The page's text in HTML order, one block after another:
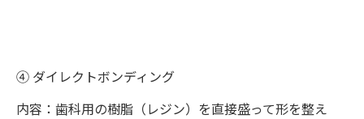
④ ダイレクトボンディング
内容：歯科用の樹脂（レジン）を直接盛って形を整え